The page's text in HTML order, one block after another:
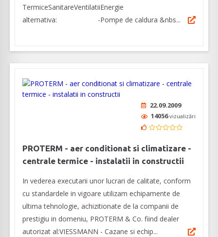
TermiceSanitareVentilatiiEnergie
alternativa: -Pompe de caldura &nbs...
22.09.2009
14056vizualizări
PROTERM - aer conditionat si climatizare -
centrale termice - instalatii in constructii
In vederea executarii unor lucrari de calitate, conform
cu standardele in vigoare utilizam echipamente de
ultima tehnologie, achizitionate de la companii de
prestigiu in domeniu, PROTERM & Co. fiind dealer
autorizat al:VIESSMANN - Cazane si echip...